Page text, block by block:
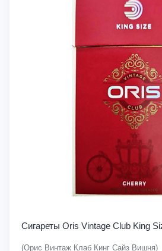
Сигареты Oris Vintage Club King
(Орис Винтаж Клаб Кинг Сайз Вишня)